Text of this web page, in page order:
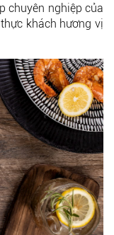
chuyên nghiệp của
khách hương vị